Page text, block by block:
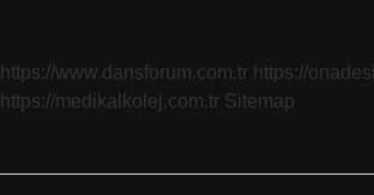
https://www.dansforum.com.tr https://
https://medikalkolej.com.tr Sitemap